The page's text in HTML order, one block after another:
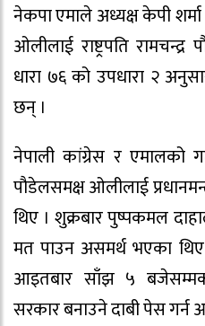
नेकपा एमाले अध्यक्ष केपी
ओलीलाई राष्ट्रपति
धारा ७६ को उपधारा २
छन् ।
नेपाली कांग्रेस र एमालको
पौडेलसमक्ष ओलीलाई
थिए । शुक्रबार पुष्पकमल
मत पाउन असमर्थ भएका थिए
आइतबार साँझ ५
सरकार बनाउने दाबी पेस गर्न